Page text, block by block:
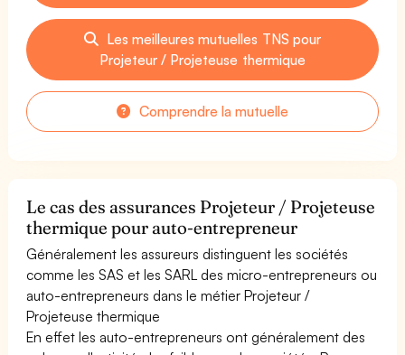
Les meilleures mutuelles TNS pour
Projeteur / Projeteuse thermique
Comprendre la mutuelle
Le cas des assurances Projeteur / Projeteuse
thermique pour auto-entrepreneur
Généralement les assureurs distinguent les sociétés
comme les SAS et les SARL des micro-entrepreneurs ou
auto-entrepreneurs dans le métier Projeteur /
Projeteuse thermique
En effet les auto-entrepreneurs ont généralement des